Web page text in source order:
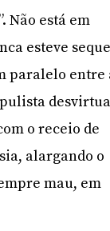
Não está em
esteve
paralelo entre
o receio de
alargando o
mau, em